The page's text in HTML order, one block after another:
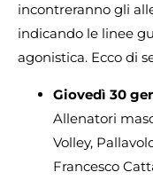
incontreranno gli
indicando le linee
agonistica. Ecco di
Giovedì 30
Allenatori
Volley,
Francesco